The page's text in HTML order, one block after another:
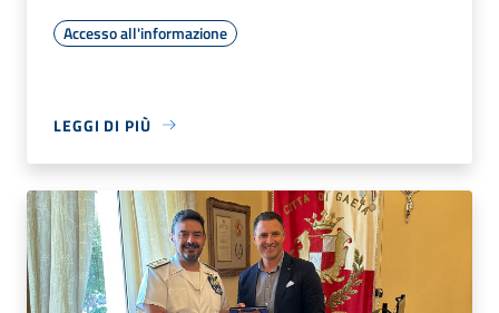
Accesso all'informazione
LEGGI DI PIÙ